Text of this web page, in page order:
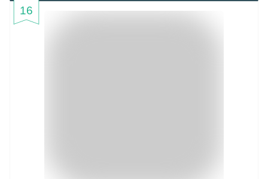
16